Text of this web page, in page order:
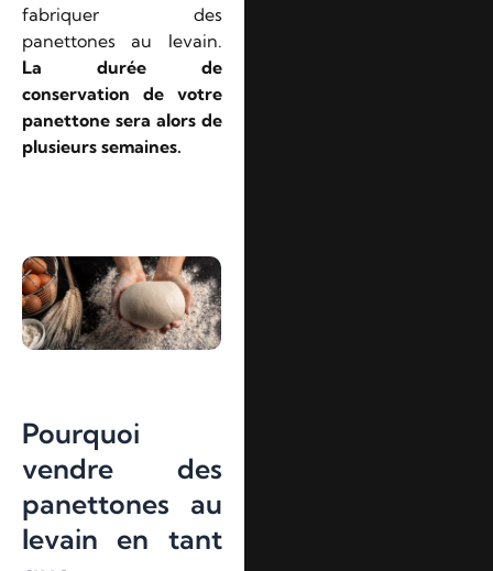
fabriquer des
panettones au levain.
La durée de
conservation de votre
panettone sera alors de
plusieurs semaines.
Pourquoi
vendre des
panettones au
levain en tant